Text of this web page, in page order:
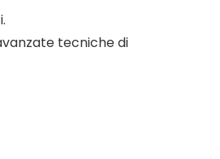
tecniche di